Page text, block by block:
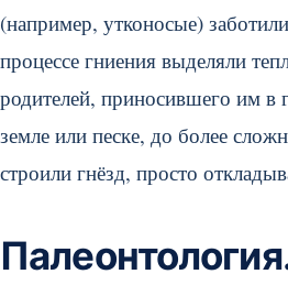
(например, утконосые)
процессе гниения выделяли
родителей, приносившего им
земле или песке, до более
строили гнёзд, просто